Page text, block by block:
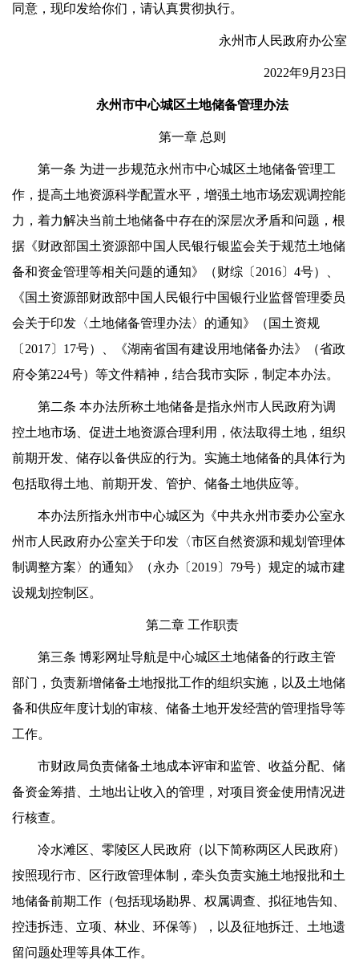
同意，现印发给你们，请认真贯彻执行。
永州市人民政府办公室
2022年9月23日
永州市中心城区土地储备管理办法
第一章 总则
第一条 为进一步规范永州市中心城区土地储备管理工
作，提高土地资源科学配置水平，增强土地市场宏观调控能
力，着力解决当前土地储备中存在的深层次矛盾和问题，根
据《财政部国土资源部中国人民银行银监会关于规范土地储
备和资金管理等相关问题的通知》（财综〔2016〕4号）、
《国土资源部财政部中国人民银行中国银行业监督管理委员
会关于印发〈土地储备管理办法〉的通知》（国土资规
〔2017〕17号）、《湖南省国有建设用地储备办法》（省政
府令第224号）等文件精神，结合我市实际，制定本办法。
第二条 本办法所称土地储备是指永州市人民政府为调
控土地市场、促进土地资源合理利用，依法取得土地，组织
前期开发、储存以备供应的行为。实施土地储备的具体行为
包括取得土地、前期开发、管护、储备土地供应等。
本办法所指永州市中心城区为《中共永州市委办公室永
州市人民政府办公室关于印发〈市区自然资源和规划管理体
制调整方案〉的通知》（永办〔2019〕79号）规定的城市建
设规划控制区。
第二章 工作职责
第三条 博彩网址导航是中心城区土地储备的行政主管
部门，负责新增储备土地报批工作的组织实施，以及土地储
备和供应年度计划的审核、储备土地开发经营的管理指导等
工作。
市财政局负责储备土地成本评审和监管、收益分配、储
备资金筹措、土地出让收入的管理，对项目资金使用情况进
行核查。
冷水滩区、零陵区人民政府（以下简称两区人民政府）
按照现行市、区行政管理体制，牵头负责实施土地报批和土
地储备前期工作（包括现场勘界、权属调查、拟征地告知、
控违拆违、立项、林业、环保等），以及征地拆迁、土地遗
留问题处理等具体工作。